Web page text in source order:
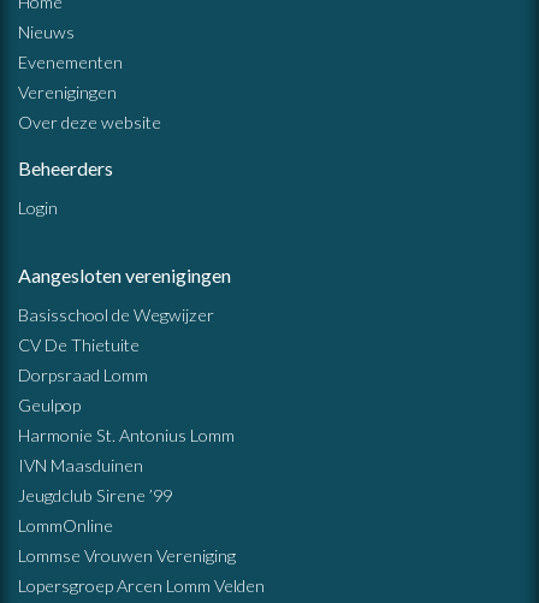
Nieuws
Evenementen
Verenigingen
Over deze website
Beheerders
Login
Aangesloten verenigingen
Basisschool de Wegwijzer
CV De Thietuite
Dorpsraad Lomm
Geulpop
Harmonie St. Antonius Lomm
IVN Maasduinen
Jeugdclub Sirene ’99
LommOnline
Lommse Vrouwen Vereniging
Lopersgroep Arcen Lomm Velden